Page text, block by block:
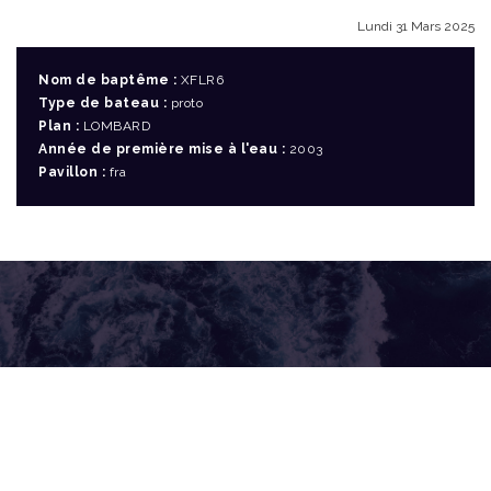
Lundi 31 Mars 2025
Nom de baptême : XFLR6
Type de bateau : proto
Plan : LOMBARD
Année de première mise à l'eau : 2003
Pavillon : fra